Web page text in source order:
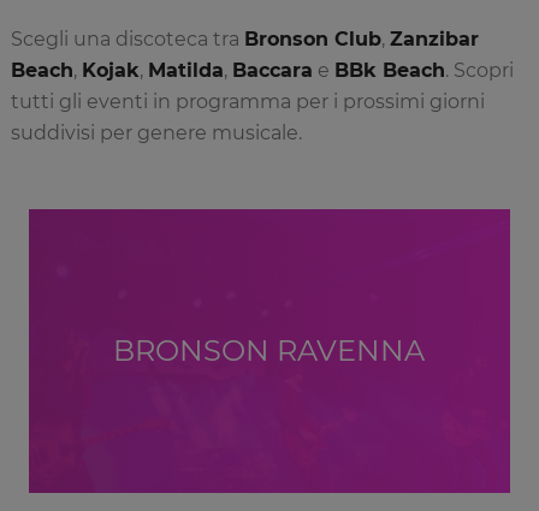
Scegli una discoteca tra Bronson Club, Zanzibar
Beach, Kojak, Matilda, Baccara e BBk Beach. Scopri
tutti gli eventi in programma per i prossimi giorni
suddivisi per genere musicale.
BRONSON RAVENNA